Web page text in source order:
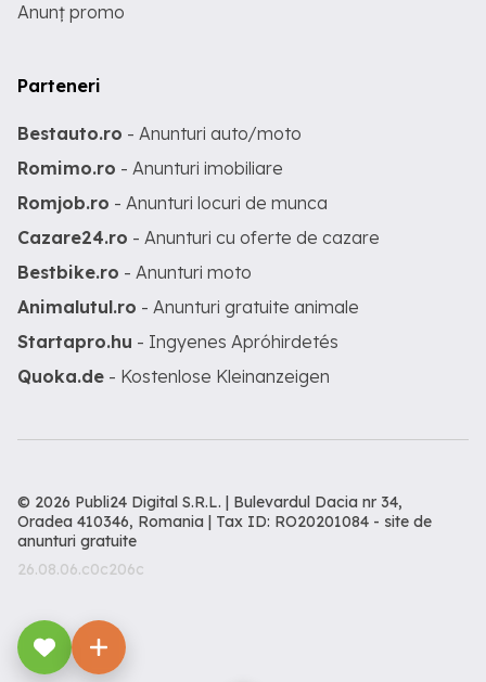
Anunț promo
Parteneri
Bestauto.ro - Anunturi auto/moto
Romimo.ro - Anunturi imobiliare
Romjob.ro - Anunturi locuri de munca
Cazare24.ro - Anunturi cu oferte de cazare
Bestbike.ro - Anunturi moto
Animalutul.ro - Anunturi gratuite animale
Startapro.hu - Ingyenes Apróhirdetés
Quoka.de - Kostenlose Kleinanzeigen
© 2026 Publi24 Digital S.R.L. | Bulevardul Dacia nr 34,
Oradea 410346, Romania | Tax ID: RO20201084 - site de
anunturi gratuite
26.08.06.c0c206c